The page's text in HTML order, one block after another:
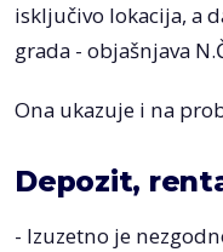
isključivo lokacija, a
grada - objašnjava
Ona ukazuje i na
Depozit,
- Izuzetno je